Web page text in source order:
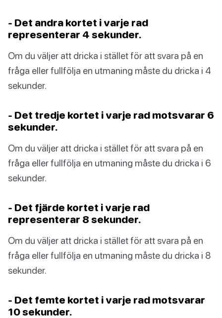
- Det andra kortet i varje rad
representerar 4 sekunder.
Om du väljer att dricka i stället för att svara på en
fråga eller fullfölja en utmaning måste du dricka i 4
sekunder.
- Det tredje kortet i varje rad motsvarar 6
sekunder.
Om du väljer att dricka i stället för att svara på en
fråga eller fullfölja en utmaning måste du dricka i 6
sekunder.
- Det fjärde kortet i varje rad
representerar 8 sekunder.
Om du väljer att dricka i stället för att svara på en
fråga eller fullfölja en utmaning måste du dricka i 8
sekunder.
- Det femte kortet i varje rad motsvarar
10 sekunder.